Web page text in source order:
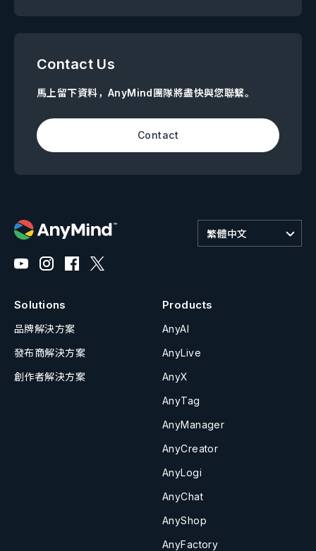
Contact Us
馬上留下資料，AnyMind團隊將盡快與您聯繫。
Contact
繁體中文
Solutions
品牌解決方案
發布商解決方案
創作者解決方案
Products
AnyAI
AnyLive
AnyX
AnyTag
AnyManager
AnyCreator
AnyLogi
AnyChat
AnyShop
AnyFactory